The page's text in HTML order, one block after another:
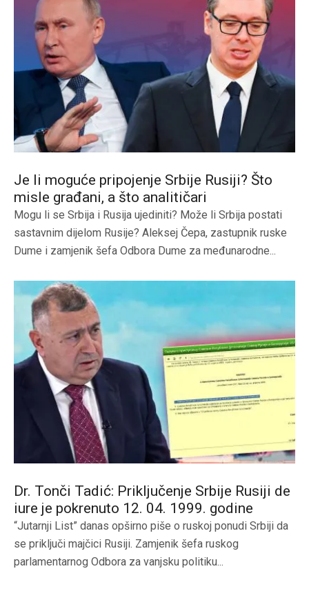
Je li moguće pripojenje Srbije Rusiji? Što
misle građani, a što analitičari
Mogu li se Srbija i Rusija ujediniti? Može li Srbija postati
sastavnim dijelom Rusije? Aleksej Čepa, zastupnik ruske
Dume i zamjenik šefa Odbora Dume za međunarodne...
Dr. Tonči Tadić: Priključenje Srbije Rusiji de
iure je pokrenuto 12. 04. 1999. godine
“Jutarnji List” danas opširno piše o ruskoj ponudi Srbiji da
se priključi majčici Rusiji. Zamjenik šefa ruskog
parlamentarnog Odbora za vanjsku politiku...